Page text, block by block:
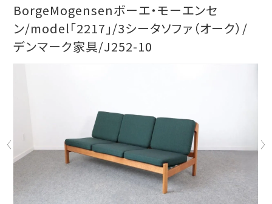
BorgeMogensenボーエ・モーエンセ
ン/model「2217」/3シータソファ（オーク）/
デンマーク家具/J252-10